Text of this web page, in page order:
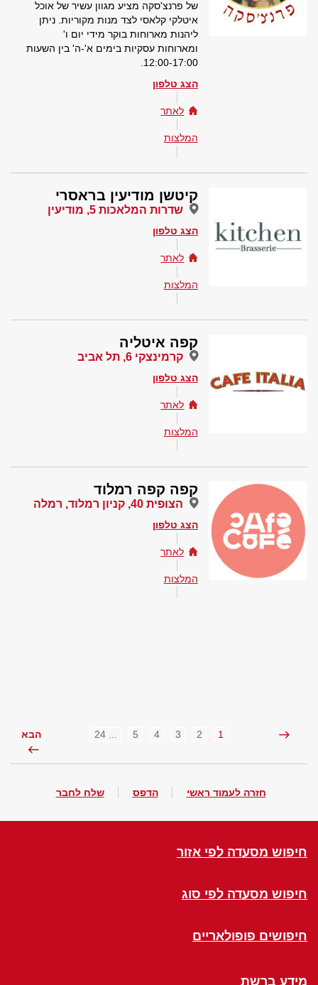
של פרנצ'סקה מציע מגוון עשיר של אוכל
איטלקי קלאסי לצד מנות מקוריות. ניתן
ליהנות מארוחות בוקר מידי יום ו'
ומארוחות עסקיות בימים א'-ה' בין השעות
12:00-17:00.
הצג טלפון
לאתר
המלצות
קיטשן מודיעין בראסרי
שדרות המלאכות 5, מודיעין
הצג טלפון
לאתר
המלצות
קפה איטליה
קרמינצקי 6, תל אביב
הצג טלפון
לאתר
המלצות
קפה קפה רמלוד
הצופית 40, קניון רמלוד, רמלה
הצג טלפון
לאתר
המלצות
1
2
3
4
5 הבא
חזרה לעמוד ראשי הדפס שלח לחבר
חיפוש מסעדה לפי אזור
חיפוש מסעדה לפי סוג
חיפושים פופולאריים
מידע ברשת